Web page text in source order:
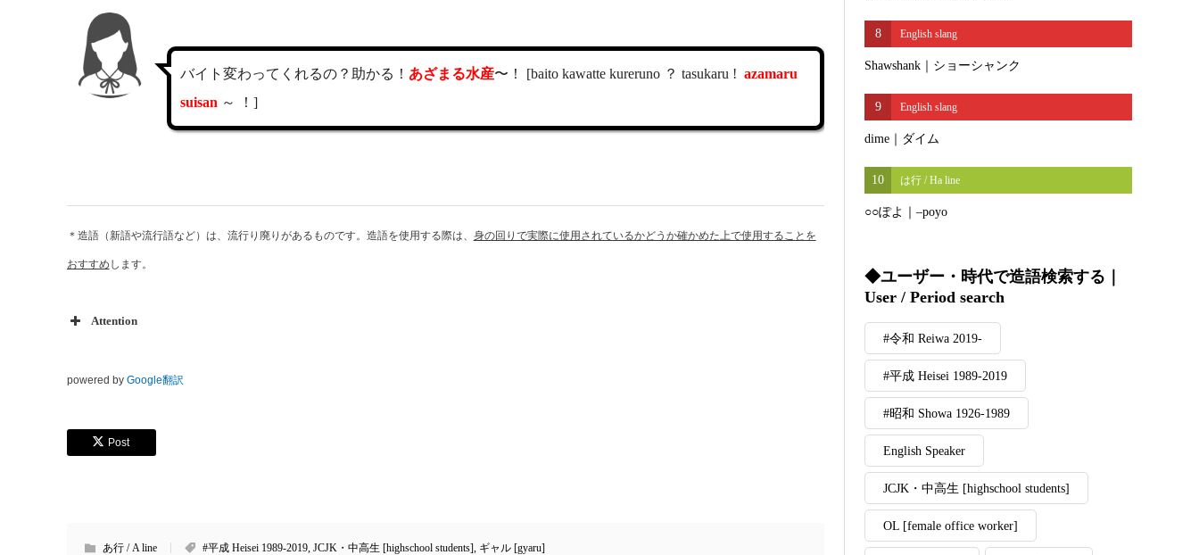
バイト変わってくれるの？助かる！ あざまる水産〜！ [baito kawatte kureruno ？ tasukaru ! azamaru
suisan ～ ！]
＊造語（新語や流行語など）は、流行り廃りがあるものです。造語を使用する際は、 身の回りで実際に使用されているかどうか確かめた上で使用することを
おすすめ します。
Attention
powered by Google翻訳
Post
あ行 / A line #平成 Heisei 1989-2019, JCJK・中高生 [highschool students], ギャル [gyaru]
8 English slang
Shawshank｜ショーシャンク
9 English slang
dime｜ダイム
10 は行 / Ha line
○○ぽよ｜–poyo
◆ユーザー・時代で造語検索する｜
User / Period search
#令和 Reiwa 2019-
#平成 Heisei 1989-2019
#昭和 Showa 1926-1989
English Speaker
JCJK・中高生 [highschool students]
OL [female office worker]